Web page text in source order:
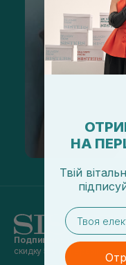
Подпишись на наши
скидку 5% на первый заказ
НА
Твій
email